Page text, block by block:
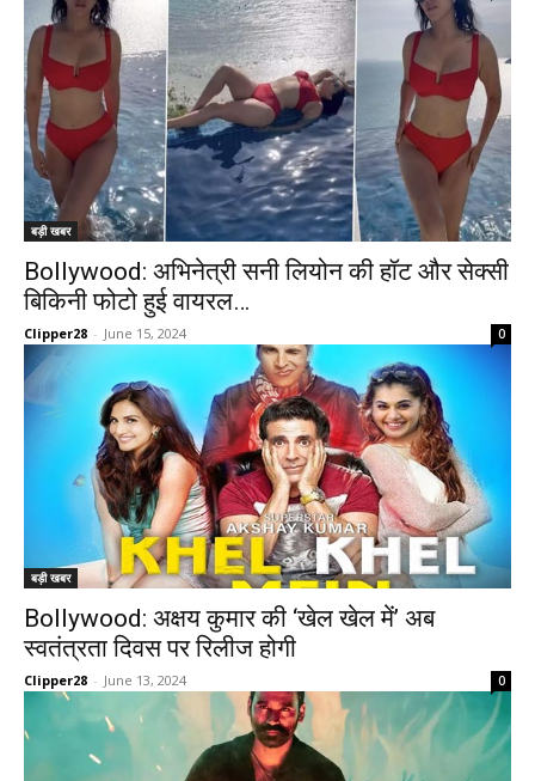
बड़ी खबर
Bollywood: अभिनेत्री सनी लियोन की हॉट और सेक्सी
बिकिनी फोटो हुई वायरल…
Clipper28 - June 15, 2024 0
बड़ी खबर
Bollywood: अक्षय कुमार की ‘खेल खेल में’ अब
स्वतंत्रता दिवस पर रिलीज होगी
Clipper28 - June 13, 2024 0